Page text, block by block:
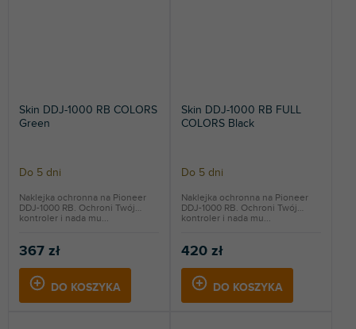
Skin DDJ-1000 RB COLORS
Green
Do 5 dni
367 zł
DO KOSZYKA
Naklejka ochronna na Pioneer
DDJ-1000 RB. Ochroni Twój
kontroler i nada mu...
Skin DDJ-1000 RB FULL
COLORS Black
Do 5 dni
420 zł
DO KOSZYKA
Naklejka ochronna na Pioneer
DDJ-1000 RB. Ochroni Twój
kontroler i nada mu...